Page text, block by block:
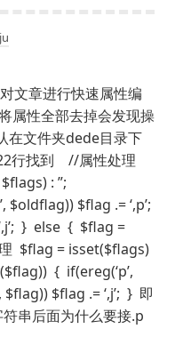
文章进行快速属性编
属性全部去掉会发现操
文件夹dede目录下
行找到 //属性处理
: ”;
$flag .= ‘,p’;
} else { $flag =
$flag = isset($flags)
{ if(ereg(‘p’,
$flag)) $flag .= ‘,j’; } 即
串后面为什么要接.p